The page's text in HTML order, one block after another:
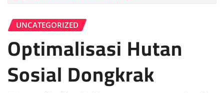
UNCATEGORIZED
Optimalisasi Hutan
Sosial Dongkrak